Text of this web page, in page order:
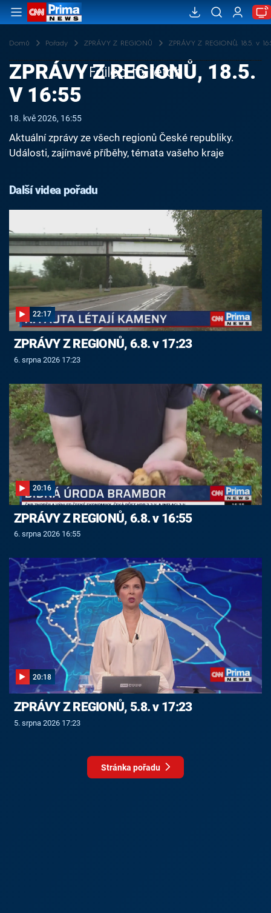
Domů Pořady ZPRÁVY Z REGIONŮ ZPRÁVY Z REGIONŮ, 18.5. v
Failed to fetch
ZPRÁVY Z REGIONŮ, 18.5.
V 16:55
18. kvě 2026, 16:55
Aktuální zprávy ze všech regionů České republiky.
Události, zajímavé příběhy, témata vašeho kraje
Další videa pořadu
22:17
ZPRÁVY Z REGIONŮ, 6.8. v 17:23
6. srpna 2026 17:23
20:16
ZPRÁVY Z REGIONŮ, 6.8. v 16:55
6. srpna 2026 16:55
20:18
ZPRÁVY Z REGIONŮ, 5.8. v 17:23
5. srpna 2026 17:23
Stránka pořadu